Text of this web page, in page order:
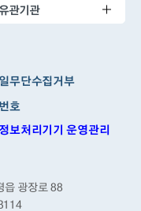
관기관
무단수집거부
호
보처리기기 운영관리
읍 광장로 88